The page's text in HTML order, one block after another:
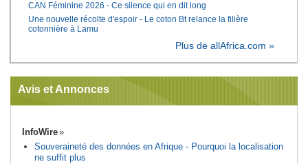
CAN Féminine 2026 - Ce silence qui en dit long
Une nouvelle récolte d'espoir - Le coton Bt relance la filière
cotonnière à Lamu
Plus de allAfrica.com »
Avis et Annonces
InfoWire
Souveraineté des données en Afrique - Pourquoi la localisation
ne suffit plus